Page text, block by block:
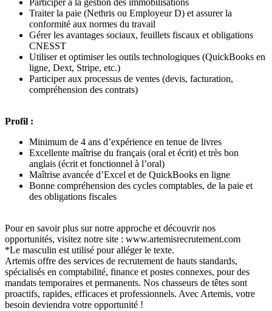
Participer à la gestion des immobilisations
Traiter la paie (Nethris ou Employeur D) et assurer la
conformité aux normes du travail
Gérer les avantages sociaux, feuillets fiscaux et obligations
CNESST
Utiliser et optimiser les outils technologiques (QuickBooks en
ligne, Dext, Stripe, etc.)
Participer aux processus de ventes (devis, facturation,
compréhension des contrats)
Profil :
Minimum de 4 ans d’expérience en tenue de livres
Excellente maîtrise du français (oral et écrit) et très bon
anglais (écrit et fonctionnel à l’oral)
Maîtrise avancée d’Excel et de QuickBooks en ligne
Bonne compréhension des cycles comptables, de la paie et
des obligations fiscales
Pour en savoir plus sur notre approche et découvrir nos
opportunités, visitez notre site : www.artemisrecrutement.com
*Le masculin est utilisé pour alléger le texte.
Artemis offre des services de recrutement de hauts standards,
spécialisés en comptabilité, finance et postes connexes, pour des
mandats temporaires et permanents. Nos chasseurs de têtes sont
proactifs, rapides, efficaces et professionnels. Avec Artemis, votre
besoin deviendra votre opportunité !